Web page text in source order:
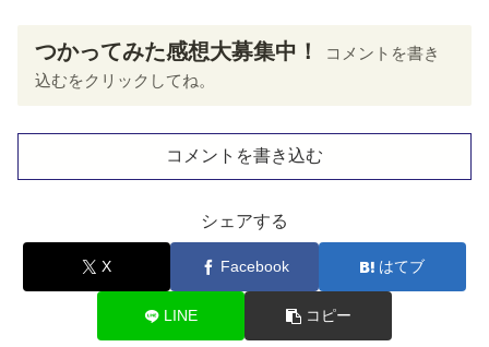
つかってみた感想大募集中！
コメントを書き
込むをクリックしてね。
コメントを書き込む
シェアする
X Facebook はてブ
LINE コピー